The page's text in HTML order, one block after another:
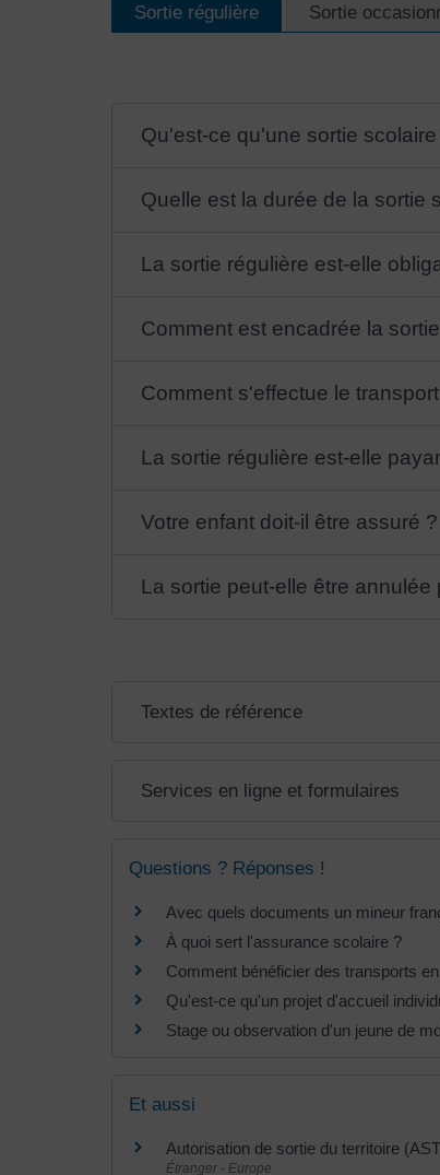
Sortie régulière Sortie
Qu'est-ce qu'une sortie
Quelle est la durée de la sortie
La sortie régulière est-elle
Comment est encadrée la
Comment s'effectue le
La sortie régulière est-elle
Votre enfant doit-il être assuré ?
La sortie peut-elle être
Textes de référence
Services en ligne et formulaires
Questions ? Réponses !
Avec quels documents un mineur
À quoi sert l'assurance scolaire ?
Comment bénéficier des transports
Qu'est-ce qu'un projet d'accueil
Stage ou observation d'un jeune de
Et aussi
Autorisation de sortie du territoire
Étranger - Europe